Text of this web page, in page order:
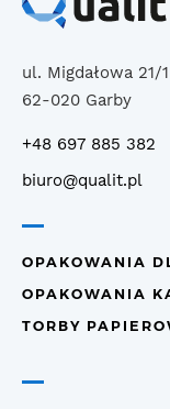
ul. Migdałowa 21/1
62-020 Garby
+48 697 885 382
biuro@qualit.pl
OPAKOWANIA
OPAKOWANIA
TORBY